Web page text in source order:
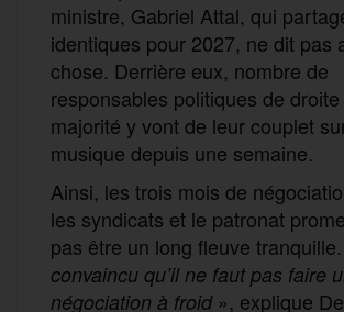
ministre, Gabriel Attal, qui
identiques pour 2027, ne dit pas
chose. Derrière eux, nombre de
responsables politiques de
majorité y vont de leur couplet
musique depuis une semaine.
Ainsi, les trois mois de
les syndicats et le patronat
pas être un long fleuve
convaincu qu’il ne faut pas faire
négociation à froid», explique